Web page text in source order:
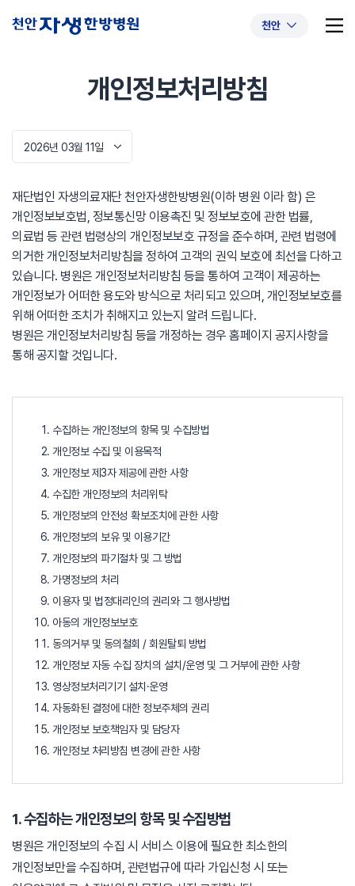
천안
추천 검색어 #초음파약침
#추나요법
개인정보처리방침
2026년 03월 11일
재단법인 자생의료재단 천안자생한방병원(이하 병원 이라 함) 은
개인정보보호법, 정보통신망 이용촉진 및 정보보호에 관한 법률,
의료법 등 관련 법령상의 개인정보보호 규정을 준수하며, 관련 법령에
의거한 개인정보처리방침을 정하여 고객의 권익 보호에 최선을 다하고
있습니다. 병원은 개인정보처리방침 등을 통하여 고객이 제공하는
개인정보가 어떠한 용도와 방식으로 처리되고 있으며, 개인정보보호를
위해 어떠한 조치가 취해지고 있는지 알려 드립니다.
병원은 개인정보처리방침 등을 개정하는 경우 홈페이지 공지사항을
통해 공지할 것입니다.
수집하는 개인정보의 항목 및 수집방법
개인정보 수집 및 이용목적
개인정보 제3자 제공에 관한 사항
수집한 개인정보의 처리위탁
개인정보의 안전성 확보조치에 관한 사항
개인정보의 보유 및 이용기간
개인정보의 파기절차 및 그 방법
가명정보의 처리
이용자 및 법정대리인의 권리와 그 행사방법
아동의 개인정보보호
동의거부 및 동의철회 / 회원탈퇴 방법
개인정보 자동 수집 장치의 설치/운영 및 그 거부에 관한 사항
영상정보처리기기 설치·운영
자동화된 결정에 대한 정보주체의 권리
개인정보 보호책임자 및 담당자
개인정보 처리방침 변경에 관한 사항
1. 수집하는 개인정보의 항목 및 수집방법
병원은 개인정보의 수집 시 서비스 이용에 필요한 최소한의
개인정보만을 수집하며, 관련법규에 따라 가입신청 시 또는